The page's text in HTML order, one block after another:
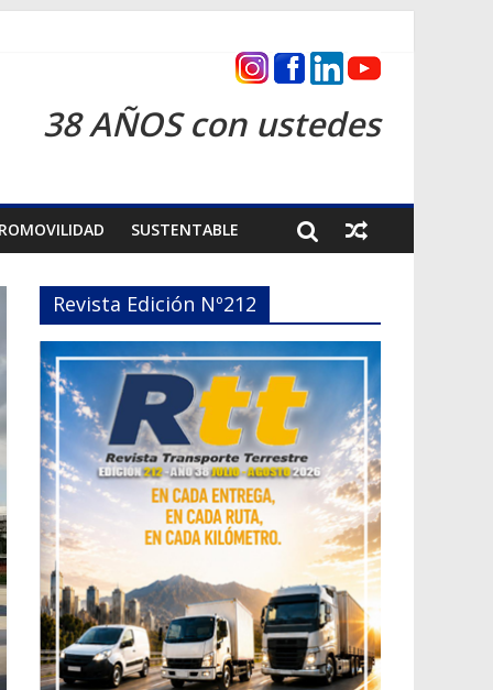
38 AÑOS con ustedes
SUSTENTABLE
Revista Edición Nº212